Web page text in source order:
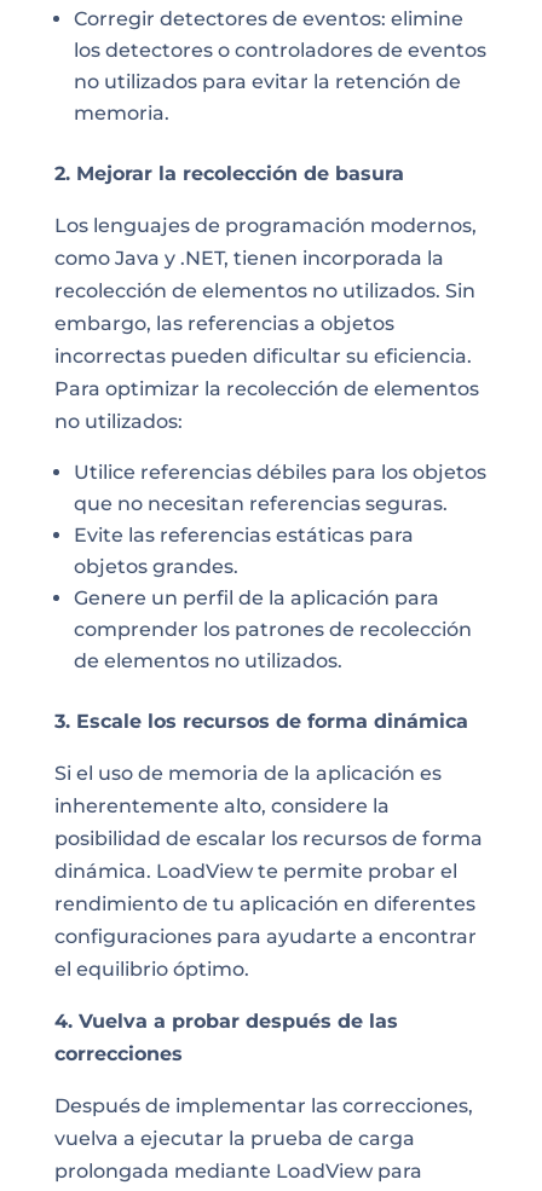
Corregir detectores de eventos: elimine
los detectores o controladores de eventos
no utilizados para evitar la retención de
memoria.
2. Mejorar la recolección de basura
Los lenguajes de programación modernos,
como Java y .NET, tienen incorporada la
recolección de elementos no utilizados. Sin
embargo, las referencias a objetos
incorrectas pueden dificultar su eficiencia.
Para optimizar la recolección de elementos
no utilizados:
Utilice referencias débiles para los objetos
que no necesitan referencias seguras.
Evite las referencias estáticas para
objetos grandes.
Genere un perfil de la aplicación para
comprender los patrones de recolección
de elementos no utilizados.
3. Escale los recursos de forma dinámica
Si el uso de memoria de la aplicación es
inherentemente alto, considere la
posibilidad de escalar los recursos de forma
dinámica. LoadView te permite probar el
rendimiento de tu aplicación en diferentes
configuraciones para ayudarte a encontrar
el equilibrio óptimo.
4. Vuelva a probar después de las
correcciones
Después de implementar las correcciones,
vuelva a ejecutar la prueba de carga
prolongada mediante LoadView para